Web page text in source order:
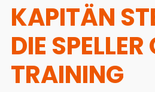
KAPITÄN
DIE
TRAINING